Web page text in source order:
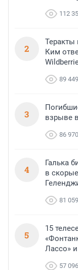
112
2
Теракты
Ким
89 449
3
взрыве
86 970
4
Галька
в
81 059
5
15
Лассо»
57 096